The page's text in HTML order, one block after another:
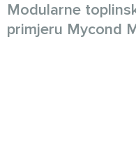
Modularne
primjeru Mycond